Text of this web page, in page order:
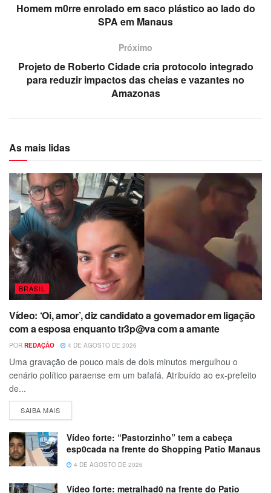
Homem m0rre enrolado em saco plástico ao lado do
SPA em Manaus
Próximo
Projeto de Roberto Cidade cria protocolo integrado
para reduzir impactos das cheias e vazantes no
Amazonas
As mais lidas
BRASIL
Vídeo: ‘Oi, amor’, diz candidato a governador em ligação
com a esposa enquanto tr3p@va com a amante
POR REDAÇÃO 4 DE AGOSTO DE 2026
Uma gravação de pouco mais de dois minutos mergulhou o
cenário político paraense em um bafafá. Atribuído ao ex-prefeito
de...
SAIBA MAIS
Vídeo forte: “Pastorzinho” tem a cabeça
esp0cada na frente do Shopping Patio Manaus
4 DE AGOSTO DE 2026
Vídeo forte: metralhad0 na frente do Patio